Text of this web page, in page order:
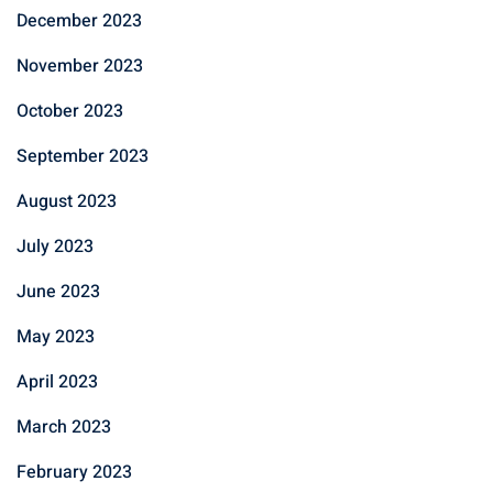
December 2023
November 2023
October 2023
September 2023
August 2023
July 2023
June 2023
May 2023
April 2023
March 2023
February 2023